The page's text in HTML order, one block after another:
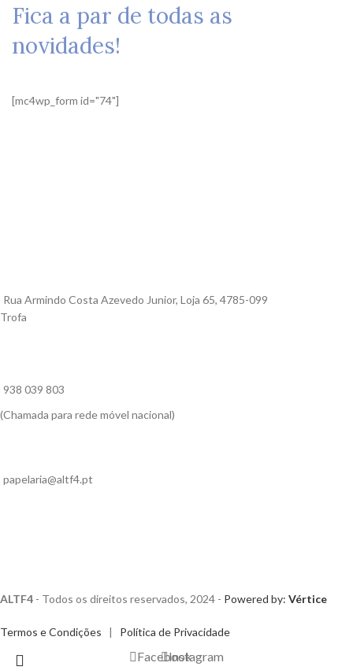
Fica a par de todas as
novidades!
[mc4wp_form id="74"]
Rua Armindo Costa Azevedo Junior, Loja 65, 4785-099
Trofa
938 039 803
(Chamada para rede móvel nacional)
papelaria@altf4.pt
ALTF4 - Todos os direitos reservados, 2024 - Powered by: Vértice
Termos e Condições | Política de Privacidade
FacebookInstagram